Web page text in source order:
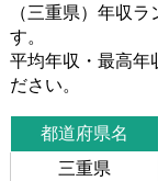
（三重県）年収
す。
平均年収・最高年
ださい。
都道府県名
三重県